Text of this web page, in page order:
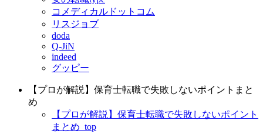
コメディカルドットコム
リスジョブ
doda
Q-JiN
indeed
グッピー
【プロが解説】保育士転職で失敗しないポイントまと
め
【プロが解説】保育士転職で失敗しないポイント
まとめ_top